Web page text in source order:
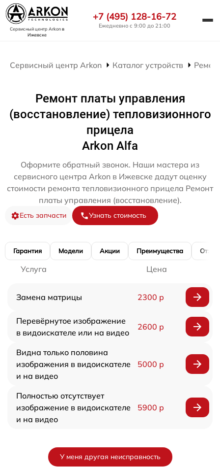
Сервисный центр Arkonв
Ижевске
+7 (495) 128-16-72
Ежедневно с 9:00 до 21:00
Сервисный центр Arkon Каталог устройств
Ремонт платы управления
(восстановление) тепловизионного
прицела
Arkon Alfa
Оформите обратный звонок. Наши мастера из
сервисного центра Arkon в Ижевске дадут оценку
стоимости ремонта тепловизионного прицела Ремонт
платы управления (восстановление).
Есть запчасти Узнать стоимость
Гарантия Модели Акции Преимущества
Услуга Цена
Замена матрицы 2300 р
Перевёрнутое изображение
в видоискателе или на видео
2600 р
Видна только половина
изображения в видоискателе
и на видео
5000 р
Полностью отсутствует
изображение в видоискателе
и на видео
5900 р
У меня другая неисправность